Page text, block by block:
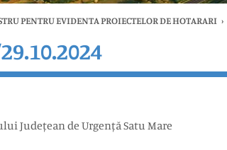
PENTRU EVIDENTA PROIECTELOR DE HOTARARI ›
Județean de Urgență Satu Mare